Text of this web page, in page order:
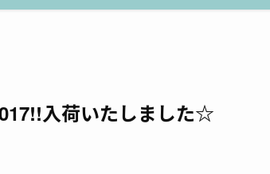
入荷いたしました☆